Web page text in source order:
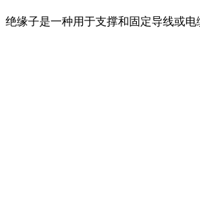
绝缘子是一种用于支撑和固定导线或